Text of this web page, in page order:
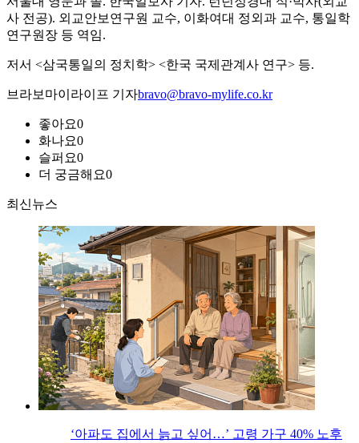
사 전공). 외교안보연구원 교수, 이화여대 정외과 교수, 통일학
연구원장 등 역임.
저서 <삼국통일의 정치학> <한국 국제관계사 연구> 등.
브라보마이라이프 기자bravo@bravo-mylife.co.kr
좋아요0
화나요0
슬퍼요0
더 궁금해요0
최신뉴스
‘아파도 집에서 늙고 싶어…’ 고령 가구 40% 노후